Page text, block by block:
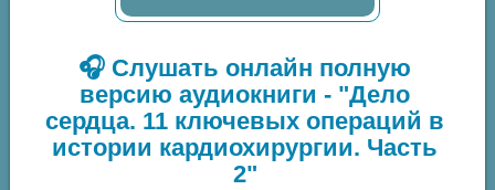
🎧 Слушать онлайн полную
версию аудиокниги - "Дело
сердца. 11 ключевых операций в
истории кардиохирургии. Часть
2"